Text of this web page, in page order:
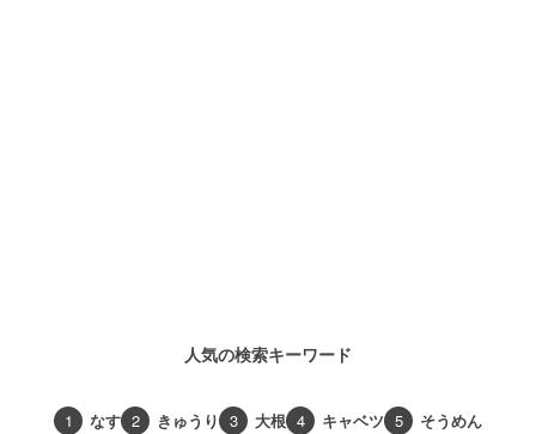
人気の検索キーワード
1 なす 2 きゅうり 3 大根 4 キャベツ 5 そうめん